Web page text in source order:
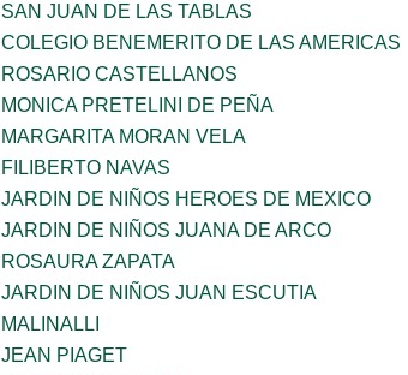
SAN JUAN DE LAS TABLAS
COLEGIO BENEMERITO DE LAS AMERICAS
ROSARIO CASTELLANOS
MONICA PRETELINI DE PEÑA
MARGARITA MORAN VELA
FILIBERTO NAVAS
JARDIN DE NIÑOS HEROES DE MEXICO
JARDIN DE NIÑOS JUANA DE ARCO
ROSAURA ZAPATA
JARDIN DE NIÑOS JUAN ESCUTIA
MALINALLI
JEAN PIAGET